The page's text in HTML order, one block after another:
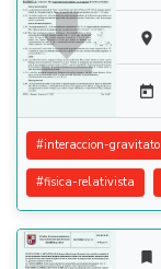
 

#interaccion-
#fisica-relativista
